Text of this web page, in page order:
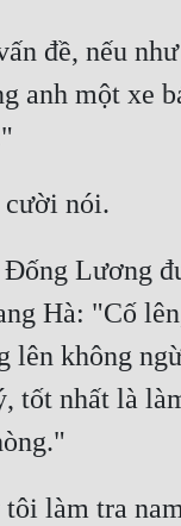
đề, nếu
anh một xe
Lương
Hà: "Cố
lên không
tốt nhất là
làm tra